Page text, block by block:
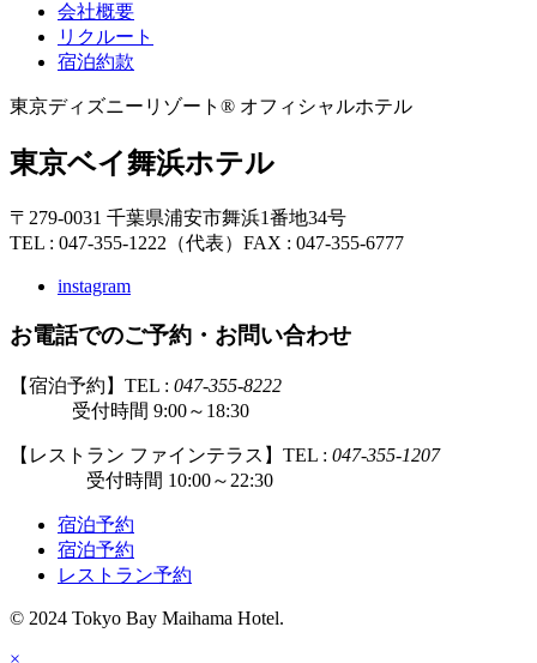
会社概要
リクルート
宿泊約款
東京ディズニーリゾート® オフィシャルホテル
東京ベイ舞浜ホテル
〒279-0031 千葉県浦安市舞浜1番地34号
TEL : 047-355-1222（代表） FAX : 047-355-6777
instagram
お電話でのご予約・お問い合わせ
【宿泊予約】TEL : 047-355-8222
受付時間 9:00～18:30
【レストラン ファインテラス】TEL : 047-355-1207
受付時間 10:00～22:30
宿泊予約
宿泊予約
レストラン予約
© 2024 Tokyo Bay Maihama Hotel.
×